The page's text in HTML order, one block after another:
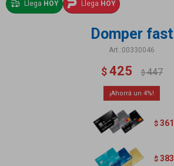
Llega HOY Llega HOY
Domper fast
00330046
$ 425 $ 447
4
$ 361
$ 383